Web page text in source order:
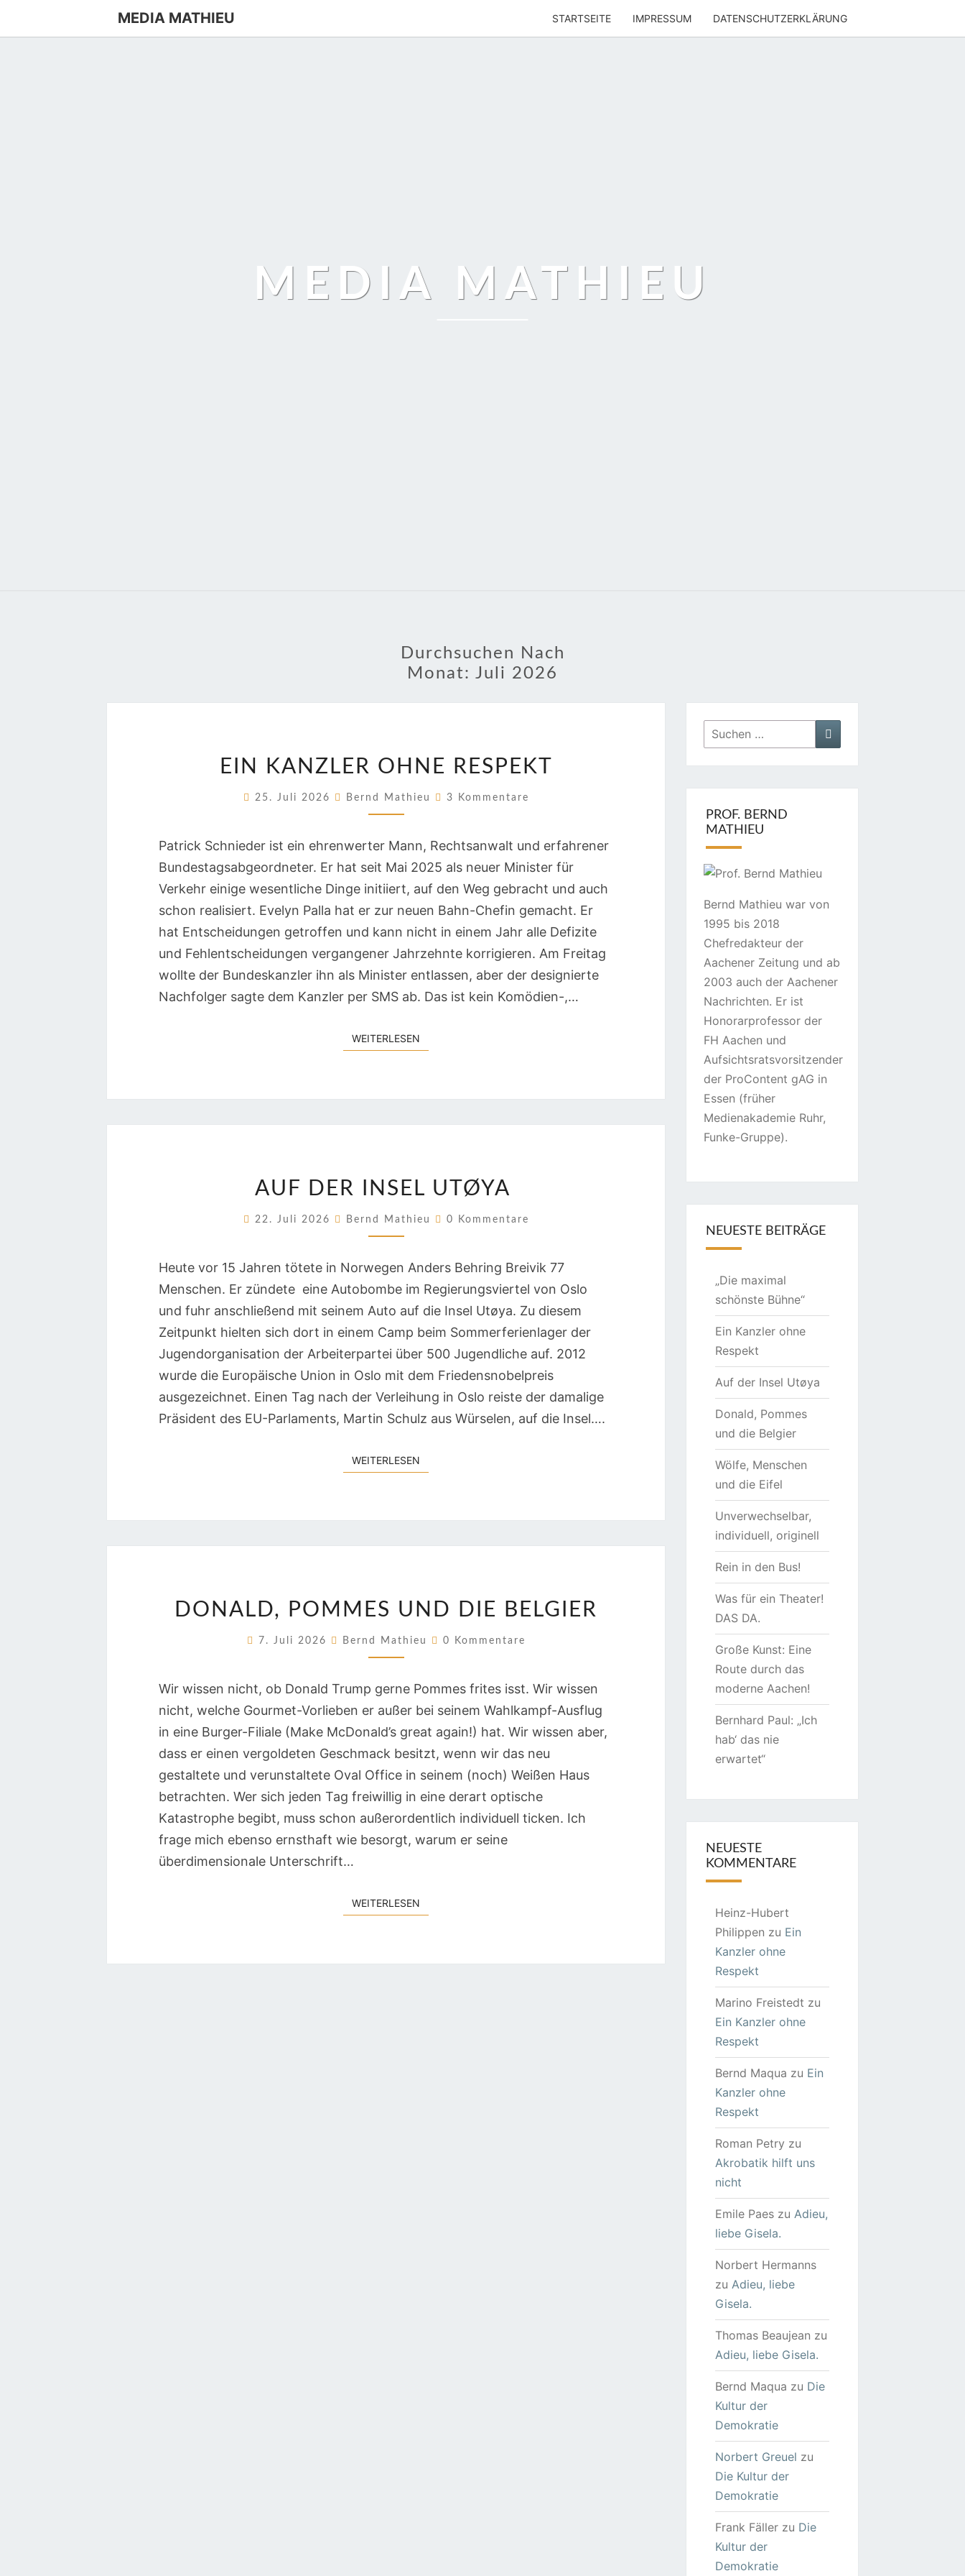
MEDIA MATHIEU STARTSEITE IMPRESSUM DATENSCHUTZERKLÄRUNG
MEDIA MATHIEU
Durchsuchen Nach
Monat: Juli 2026
KANZLER
OHNE
RESPEKT
EIN KANZLER OHNE RESPEKT
25. Juli 2026 Bernd Mathieu Kommentare
3 Kommentare
Patrick Schnieder ist ein ehrenwerter Mann, Rechtsanwalt und erfahrener
Bundestagsabgeordneter. Er hat seit Mai 2025 als neuer Minister für
Verkehr einige wesentliche Dinge initiiert, auf den Weg gebracht und auch
schon realisiert. Evelyn Palla hat er zur neuen Bahn-Chefin gemacht. Er
hat Entscheidungen getroffen und kann nicht in einem Jahr alle Defizite
und Fehlentscheidungen vergangener Jahrzehnte korrigieren. Am Freitag
wollte der Bundeskanzler ihn als Minister entlassen, aber der designierte
Nachfolger sagte dem Kanzler per SMS ab. Das ist kein Komödien-,…
WEITERLESEN
DER
INSEL
UTØYA
AUF DER INSEL UTØYA
22. Juli 2026 Bernd Mathieu Kommentare
0 Kommentare
Heute vor 15 Jahren tötete in Norwegen Anders Behring Breivik 77
Menschen. Er zündete eine Autobombe im Regierungsviertel von Oslo
und fuhr anschließend mit seinem Auto auf die Insel Utøya. Zu diesem
Zeitpunkt hielten sich dort in einem Camp beim Sommerferienlager der
Jugendorganisation der Arbeiterpartei über 500 Jugendliche auf. 2012
wurde die Europäische Union in Oslo mit dem Friedensnobelpreis
ausgezeichnet. Einen Tag nach der Verleihung in Oslo reiste der damalige
Präsident des EU-Parlaments, Martin Schulz aus Würselen, auf die Insel….
WEITERLESEN
POMMES
UND
DIE
DONALD, POMMES UND DIE BELGIER
7. Juli 2026 Bernd Mathieu Kommentare
0 Kommentare
Wir wissen nicht, ob Donald Trump gerne Pommes frites isst. Wir wissen
nicht, welche Gourmet-Vorlieben er außer bei seinem Wahlkampf-Ausflug
in eine Burger-Filiale (Make McDonald’s great again!) hat. Wir wissen aber,
dass er einen vergoldeten Geschmack besitzt, wenn wir das neu
gestaltete und verunstaltete Oval Office in seinem (noch) Weißen Haus
betrachten. Wer sich jeden Tag freiwillig in eine derart optische
Katastrophe begibt, muss schon außerordentlich individuell ticken. Ich
frage mich ebenso ernsthaft wie besorgt, warum er seine
überdimensionale Unterschrift…
WEITERLESEN
Suchen
nach:
PROF. BERND
MATHIEU
Bernd Mathieu war von
1995 bis 2018
Chefredakteur der
Aachener Zeitung und ab
2003 auch der Aachener
Nachrichten. Er ist
Honorarprofessor der
FH Aachen und
Aufsichtsratsvorsitzender
der ProContent gAG in
Essen (früher
Medienakademie Ruhr,
Funke-Gruppe).
NEUESTE BEITRÄGE
„Die maximal
schönste Bühne“
Ein Kanzler ohne
Respekt
Auf der Insel Utøya
Donald, Pommes
und die Belgier
Wölfe, Menschen
und die Eifel
Unverwechselbar,
individuell, originell
Rein in den Bus!
Was für ein Theater!
DAS DA.
Große Kunst: Eine
Route durch das
moderne Aachen!
Bernhard Paul: „Ich
hab‘ das nie
erwartet“
NEUESTE
KOMMENTARE
Heinz-Hubert
Philippen zu Ein
Kanzler ohne
Respekt
Marino Freistedt zu
Ein Kanzler ohne
Respekt
Bernd Maqua zu Ein
Kanzler ohne
Respekt
Roman Petry zu
Akrobatik hilft uns
nicht
Emile Paeszu Adieu,
liebe Gisela.
Norbert Hermanns
zu Adieu, liebe
Gisela.
Thomas Beaujean zu
Adieu, liebe Gisela.
Bernd Maqua zu Die
Kultur der
Demokratie
Norbert Greuel zu
Die Kultur der
Demokratie
Frank Fällerzu Die
Kultur der
Demokratie